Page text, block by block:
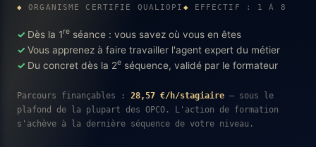
ORGANISME CERTIFIÉ QUALIOPI
EFFECTIF : 1 À 8
Dès la 1re séance : vous savez où vous en êtes
Vous apprenez à faire travailler l'agent expert du métier
Du concret dès la 2e séquence, validé par le formateur
Parcours finançables : 28,57 €/h/stagiaire — sous le
plafond de la plupart des OPCO. L'action de formation
s'achève à la dernière séquence de votre niveau.